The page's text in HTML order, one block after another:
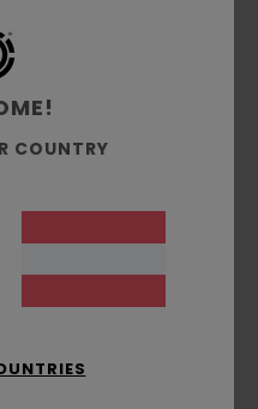
: 5 Größe
: 5/5
COUNTRY